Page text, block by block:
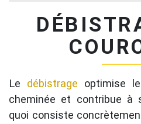
Le débistrage optimise
cheminée et contribue à
quoi consiste